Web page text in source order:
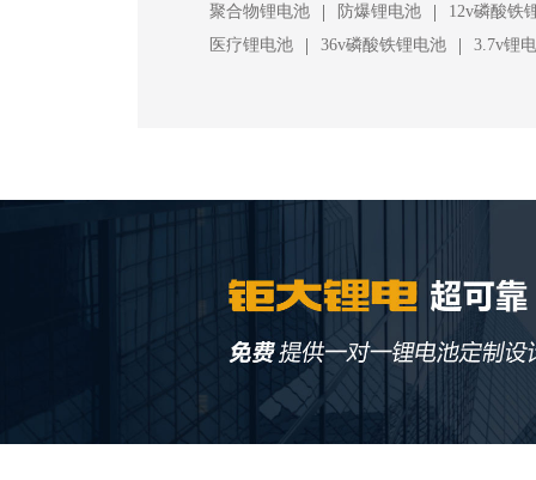
聚合物锂电池
| 防爆锂电池 |
12v磷酸铁
医疗锂电池
| 36v磷酸铁锂电池 | 3.7v锂